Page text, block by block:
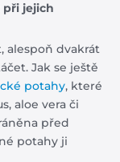
při jejich
alespoň dvakrát
Jak se ještě
potahy, které
aloe vera či
před
potahy ji